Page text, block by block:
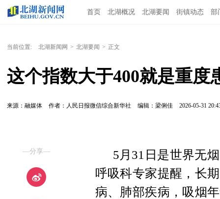
首页 北湖概况 北湖要闻 街镇动态 部
当前位置: 北湖新闻网 > 北湖要闻 > 正文
这个指数大于400就是重度
来源：融媒体 作者：人民日报微信综合新华社 编辑：梁俐佳 2026-05-31
—分享—
5月31日是世界无
呼吸科专家提醒，长
病、肺部疾病，吸烟